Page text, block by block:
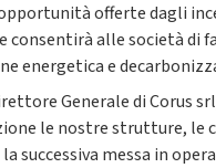
offerte dagli
alle società di
energetica e
Generale di Corus
le nostre strutture, le
successiva messa in